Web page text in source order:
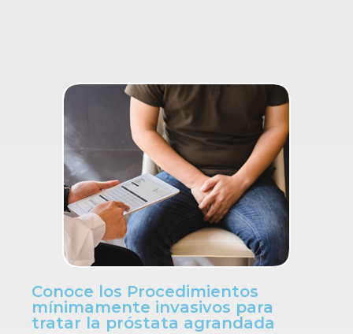
Conoce los Procedimientos
mínimamente invasivos para
tratar la próstata agrandada